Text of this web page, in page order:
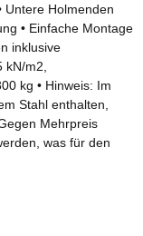
Untere Holmenden
• Einfache Montage
inklusive
m2,
kg • Hinweis: Im
Stahl enthalten,
Mehrpreis
was für den